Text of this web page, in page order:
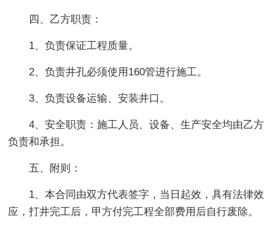
四、乙方职责：
1、负责保证工程质量。
2、负责井孔必须使用160管进行施工。
3、负责设备运输、安装井口。
4、安全职责：施工人员、设备、生产安全均由乙方
负责和承担。
五、附则：
1、本合同由双方代表签字，当日起效，具有法律效
应，打井完工后，甲方付完工程全部费用后自行废除。